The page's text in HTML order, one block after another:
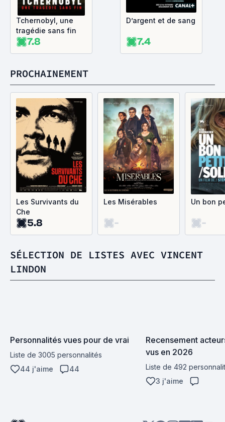
Tchernobyl, une
tragédie sans fin
7.8
D’argent et de sang
7.4
PROCHAINEMENT
Les Survivants du
Che
5.8
Les Misérables
-
Un bon
-
SÉLECTION DE LISTES AVEC VINCENT
LINDON
Personnalités vues pour de vrai
Liste de 3005 personnalités
44 j'aime
44
Recensement
vus en 2026
Liste de 492
3 j'aime